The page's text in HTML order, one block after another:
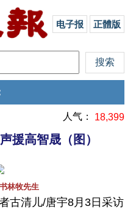
电子报 正體版
人气： 18,399
援高智晟（图）
林牧先生
古清儿/唐宇8月3日采访